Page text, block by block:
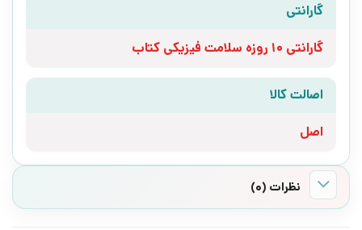
گارانتی
گارانتی 10 روزه سلامت فیزیکی کتاب
اصالت کالا
اصل
نظرات (0)